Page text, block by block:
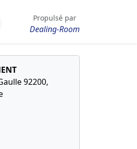
Propulsé par
Dealing-Room
92200,